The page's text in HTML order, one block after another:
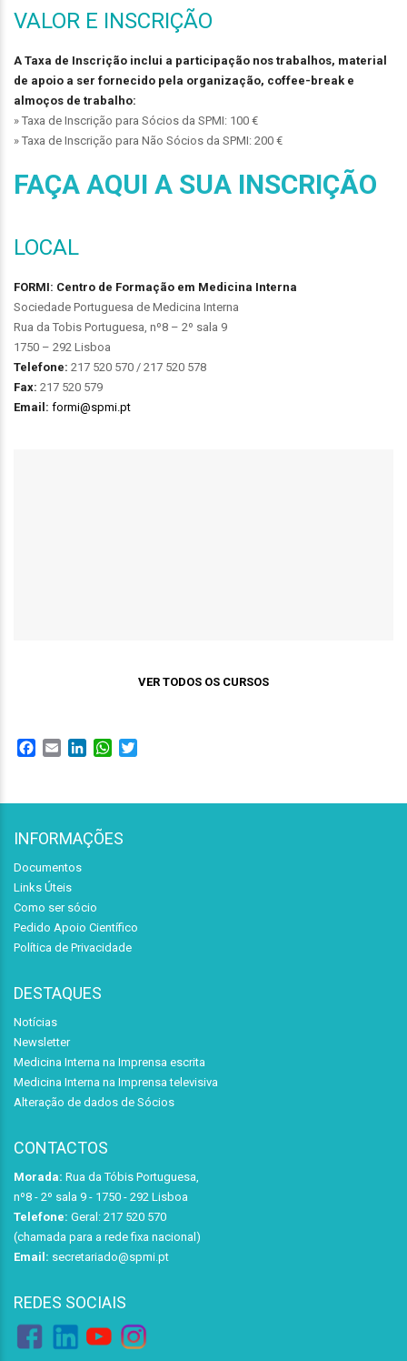
VALOR E INSCRIÇÃO
A Taxa de Inscrição inclui a participação nos trabalhos, material
de apoio a ser fornecido pela organização, coffee-break e
almoços de trabalho:
» Taxa de Inscrição para Sócios da SPMI: 100 €
» Taxa de Inscrição para Não Sócios da SPMI: 200 €
FAÇA AQUI A SUA INSCRIÇÃO
LOCAL
FORMI: Centro de Formação em Medicina Interna
Sociedade Portuguesa de Medicina Interna
Rua da Tobis Portuguesa, nº8 – 2º sala 9
1750 – 292 Lisboa
Telefone: 217 520 570 / 217 520 578
Fax: 217 520 579
Email: formi@spmi.pt
VER TODOS OS CURSOS
Facebook
Email LinkedInWhatsApp
INFORMAÇÕES
Documentos
Links Úteis
Como ser sócio
Pedido Apoio Científico
Política de Privacidade
DESTAQUES
Notícias
Newsletter
Medicina Interna na Imprensa escrita
Medicina Interna na Imprensa televisiva
Alteração de dados de Sócios
CONTACTOS
Morada: Rua da Tóbis Portuguesa,
nº8 - 2º sala 9 - 1750 - 292 Lisboa
Telefone: Geral: 217 520 570
(chamada para a rede fixa nacional)
Email: secretariado@spmi.pt
REDES SOCIAIS